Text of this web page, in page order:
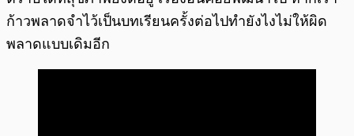
ก้าวพลาดจำไว้เป็นบทเรียนครั้งต่อไปทำยังไงไม่ให้ผิด
พลาดแบบเดิมอีก